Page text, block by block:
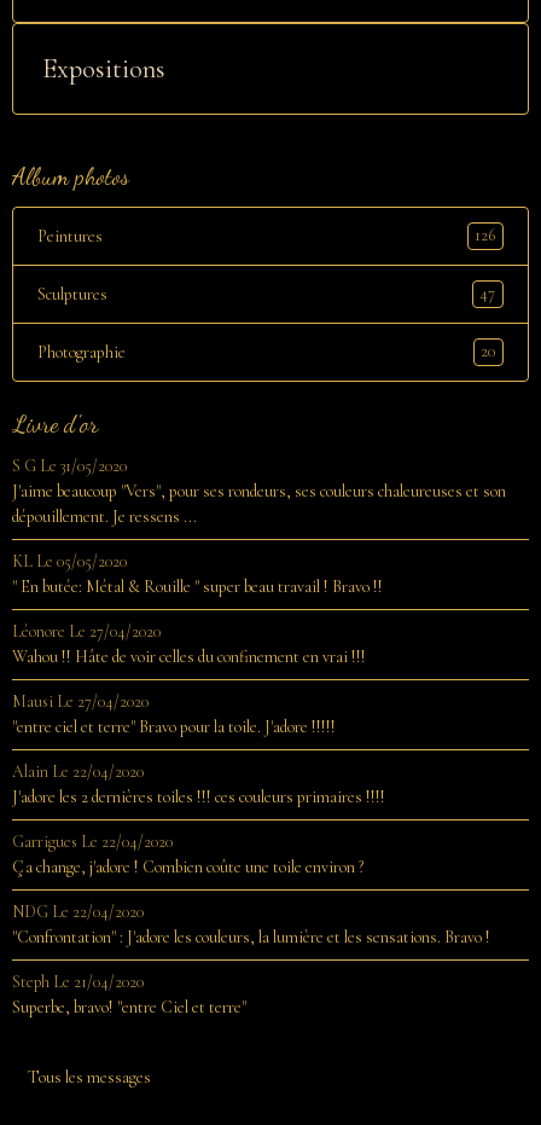
Expositions
Album photos
Peintures 126
Sculptures 47
Photographie 20
Livre d'or
S G Le 31/05/2020
J'aime beaucoup "Vers", pour ses rondeurs, ses couleurs chaleureuses et son
dépouillement. Je ressens ...
KL Le 05/05/2020
" En butée: Métal & Rouille " super beau travail ! Bravo !!
Léonore Le 27/04/2020
Wahou !! Hâte de voir celles du confinement en vrai !!!
Mausi Le 27/04/2020
"entre ciel et terre" Bravo pour la toile. J'adore !!!!!
Alain Le 22/04/2020
J'adore les 2 dernières toiles !!! ces couleurs primaires !!!!
Garrigues Le 22/04/2020
Ça change, j'adore ! Combien coûte une toile environ ?
NDG Le 22/04/2020
"Confrontation" : J'adore les couleurs, la lumière et les sensations. Bravo !
Steph Le 21/04/2020
Superbe, bravo! "entre Ciel et terre"
Tous les messages